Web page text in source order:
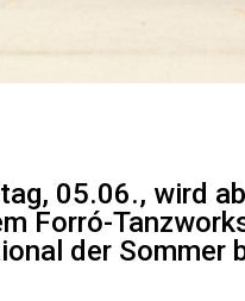
05.06., wird
Forró-
der Sommer